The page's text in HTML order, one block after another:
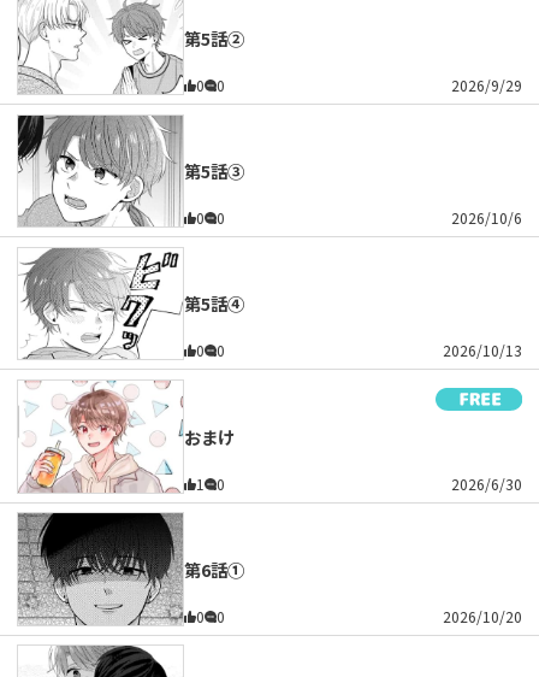
第5話②
0 0 2026/9/29
第5話③
0 0 2026/10/6
第5話④
0 0 2026/10/13
おまけ
1 0 2026/6/30
第6話①
0 0 2026/10/20